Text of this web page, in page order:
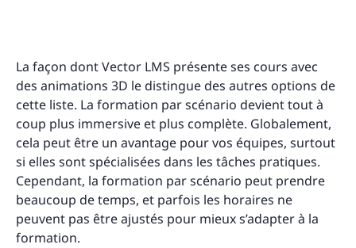
La façon dont Vector LMS présente ses cours avec
des animations 3D le distingue des autres options de
cette liste. La formation par scénario devient tout à
coup plus immersive et plus complète. Globalement,
cela peut être un avantage pour vos équipes, surtout
si elles sont spécialisées dans les tâches pratiques.
Cependant, la formation par scénario peut prendre
beaucoup de temps, et parfois les horaires ne
peuvent pas être ajustés pour mieux s’adapter à la
formation.